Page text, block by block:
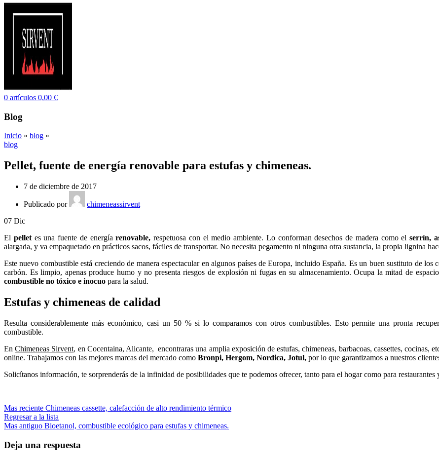
0 artículos 0,00 €
Blog
Inicio » blog »
blog
Pellet, fuente de energía renovable para estufas y chimeneas.
7 de diciembre de 2017
Publicado por
chimeneassirvent
07 Dic
El pelletes una fuente de energíarenovable, respetuosa con el medio ambiente. Lo conforman desechos de madera como el serrín,
alargada, y va empaquetado en prácticos sacos, fáciles de transportar. No necesita pegamento ni ninguna otra sustancia, la propia lignina
Este nuevo combustible está creciendo de manera espectacular en algunos países de Europa, incluido España. Es un buen sustituto de
carbón. Es limpio, apenas produce humo y no presenta riesgos de explosión ni fugas en su almacenamiento. Ocupa la mitad de
combustible no tóxico e inocuo para la salud.
Estufas y chimeneas de calidad
Resulta considerablemente más económico, casi un 50 % si lo comparamos con otros combustibles. Esto permite una pronta
combustible.
EnChimeneas Sirvent, en Cocentaina, Alicante, encontraras una amplia exposición de estufas, chimeneas, barbacoas, cassettes, cocinas,
online. Trabajamos con las mejores marcas del mercado como Bronpi, Hergom, Nordica, Jotul, por lo que garantizamos a nuestros
Solicítanos información, te sorprenderás de la infinidad de posibilidades que te podemos ofrecer, tanto para el hogar como para restaurantes
Mas reciente Chimeneas cassette, calefacción de alto rendimiento térmico
Regresar a la lista
Mas antiguo Bioetanol, combustible ecológico para estufas y chimeneas.
Deja una respuesta